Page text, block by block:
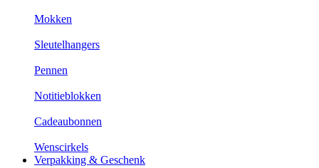
Mokken
Sleutelhangers
Pennen
Notitieblokken
Cadeaubonnen
Wenscirkels
Verpakking & Geschenk